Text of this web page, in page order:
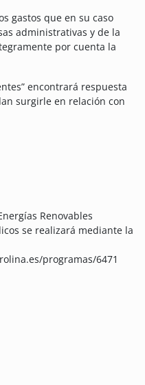
gastos que en su caso
administrativas y de la
por cuenta la
encontrará respuesta
surgirle en relación con
Renovables
se realizará mediante la
programas/6471